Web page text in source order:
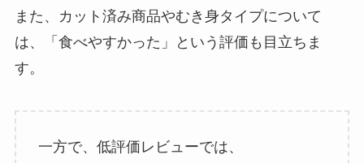
また、カット済み商品やむき身タイプについて
は、「食べやすかった」という評価も目立ちま
す。
一方で、低評価レビューでは、